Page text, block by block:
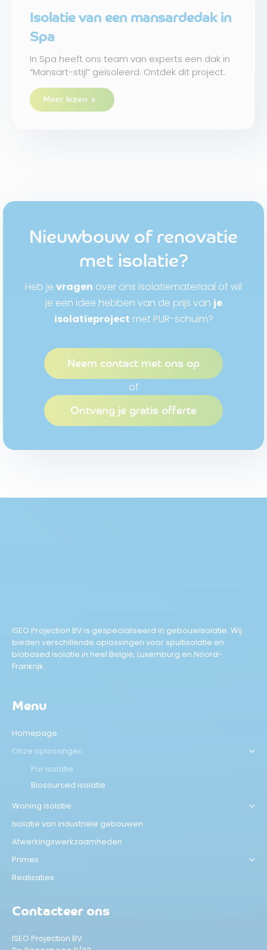
Isolatie van een mansardedak in
Spa
In Spa heeft ons team van experts een dak in
“Mansart-stijl” geïsoleerd. Ontdek dit project.
Meer lezen
Nieuwbouw of renovatie
met isolatie?
Heb je vragen over ons isolatiemateriaal of wil
je een idee hebben van de prijs van je
isolatieproject met PUR-schuim?
Neem contact met ons op
of
Ontvang je gratis offerte
ISEO Projection BV is gespecialiseerd in gebouwisolatie. Wij
bieden verschillende oplossingen voor spuitisolatie en
biobased isolatie in heel België, Luxemburg en Noord-
Frankrijk.
Menu
Homepage
Onze oplossingen
Pur isolatie
Biosourced isolatie
Woning isolatie
Isolatie van industriële gebouwen
Afwerkingswerkzaamheden
Primes
Realisaties
Contacteer ons
ISEO Projection BV